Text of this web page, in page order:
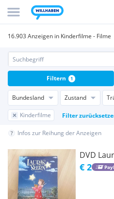
16.903 Anzeigen in Kinderfilme - Filme
Bundesland Zustand
Kinderfilme Filter
Filtern 1
Infos zur Reihung der Anzeigen
DVD
€ 2